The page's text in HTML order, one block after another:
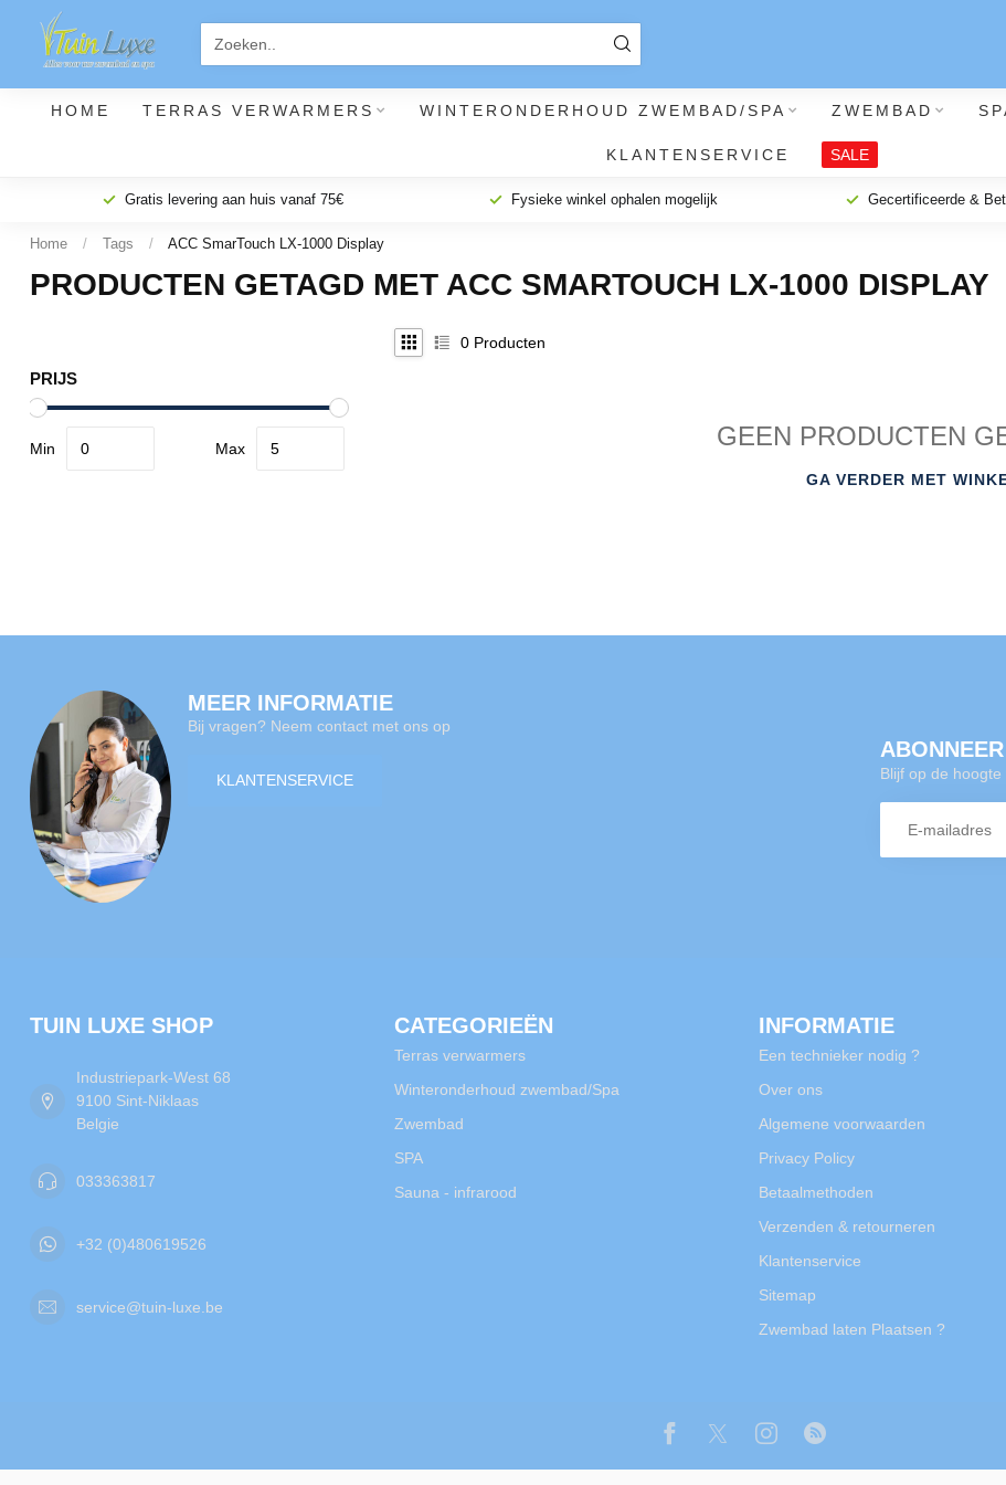
HOME TERRAS VERWARMERS WINTERONDERHOUD ZWEMBAD/SPA ZWEMBAD
KLANTENSERVICE SALE
Gratis levering aan huis vanaf 75€ Fysieke winkel ophalen mogelijk Gecertificeerde &
Home / Tags / ACC SmarTouch LX-1000 Display
PRODUCTEN GETAGD MET ACC SMARTOUCH LX-1000 DISPLAY
PRIJS
Min Max
0 Producten
GEEN PRODUCTEN
GA VERDER MET
MEER INFORMATIE
Bij vragen? Neem contact met ons op
KLANTENSERVICE Blijf op de
TUIN LUXE SHOP
Industriepark-West 68
9100 Sint-Niklaas
Belgie
033363817
+32 (0)480619526
service@tuin-luxe.be
CATEGORIEËN
Terras verwarmers
Winteronderhoud zwembad/Spa
Zwembad
SPA
Sauna - infrarood
INFORMATIE
Een technieker nodig ?
Over ons
Algemene voorwaarden
Privacy Policy
Betaalmethoden
Verzenden & retourneren
Klantenservice
Sitemap
Zwembad laten Plaatsen ?